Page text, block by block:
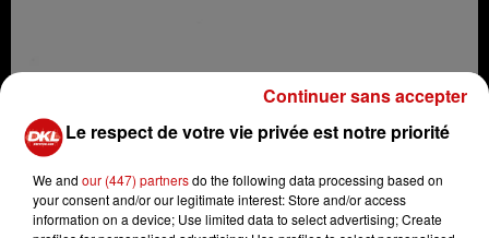
Soirées Alsaciennes
Crédit : Soirées Alsaciennes
Le respect de votre vie privée est notre priorité
We and our (447) partnersdo the following data processing based on
your consent and/or our legitimate interest: Store and/or access
information on a device; Use limited data to select advertising; Create
Continuer sans accepter